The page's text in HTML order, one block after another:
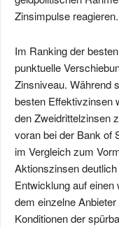
Zinsimpulse reagieren.
Im Ranking der
punktuelle
Zinsniveau. Während
besten Effektivzinsen
den Zweidrittelzinsen
voran bei der Bank of
im Vergleich zum
Aktionszinsen
Entwicklung auf einen
dem einzelne
Konditionen der